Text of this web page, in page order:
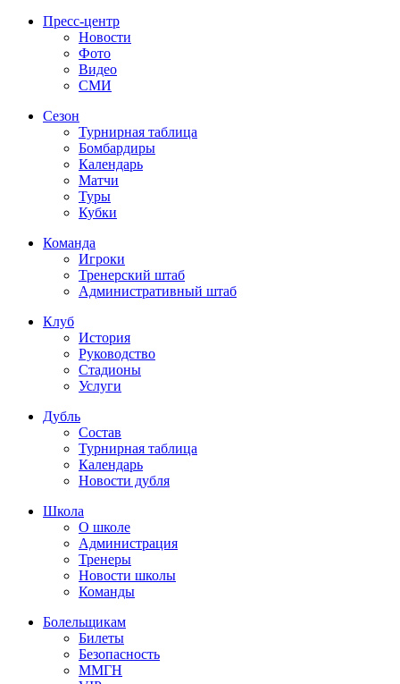
Пресс-центр
Новости
Фото
Видео
СМИ
Сезон
Турнирная таблица
Бомбардиры
Календарь
Матчи
Туры
Кубки
Команда
Игроки
Тренерский штаб
Административный штаб
Клуб
История
Руководство
Стадионы
Услуги
Дубль
Состав
Турнирная таблица
Календарь
Новости дубля
Школа
О школе
Администрация
Тренеры
Новости школы
Команды
Болельщикам
Билеты
Безопасность
ММГН